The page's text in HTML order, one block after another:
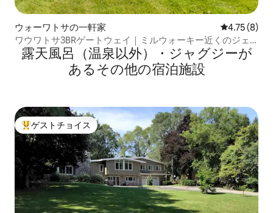
ウォーワトサの一軒家 レビュー8
4.75 (8)
ワウワトサ3BRゲートウェイ｜ミルウォーキー近くのジェ
ットバス
露天風呂（温泉以外）・ジャグジーが
あるその他の宿泊施設
大好評のゲストチョイスです。
ゲストチョイス